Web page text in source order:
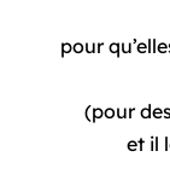
pour
(pour
et il